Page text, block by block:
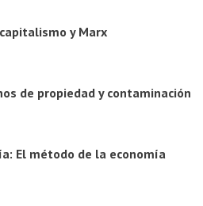
y Marx
de propiedad y contaminación
El método de la economía